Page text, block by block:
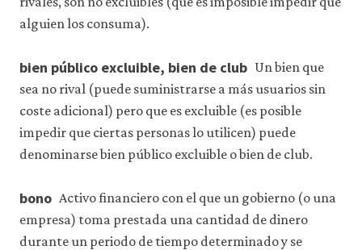
alguien los consuma).
bien público excluible, bien de club Un bien que
sea no rival (puede suministrarse a más usuarios sin
coste adicional) pero que es excluible (es posible
impedir que ciertas personas lo utilicen) puede
denominarse bien público excluible o bien de club.
bono Activo financiero con el que un gobierno (o una
empresa) toma prestada una cantidad de dinero
durante un periodo de tiempo determinado y se